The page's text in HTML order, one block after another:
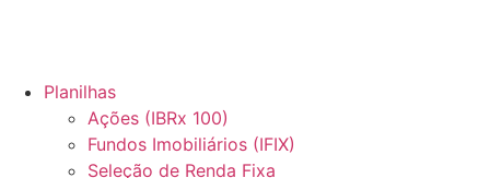
Planilhas
Ações (IBRx 100)
Fundos Imobiliários (IFIX)
Seleção de Renda Fixa